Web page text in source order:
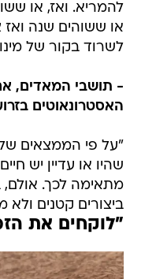
להמריא. ואז, או
או ששוהים שנה
לשרוד בקור של מינוס 150
- תושבי המאדים,
האסטרונאוטים
"על פי הממצאים
שהיו או עדיין יש
מתאימה לכך.
ביצורים קטנים ולא
"לוקחים את